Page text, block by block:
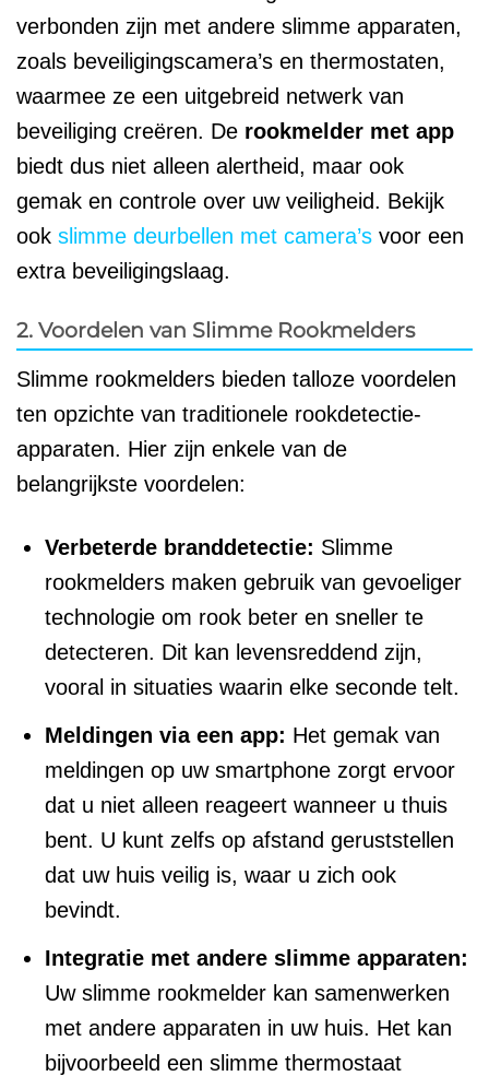
verbonden zijn met andere slimme apparaten,
zoals beveiligingscamera’s en thermostaten,
waarmee ze een uitgebreid netwerk van
beveiliging creëren. De rookmelder met app
biedt dus niet alleen alertheid, maar ook
gemak en controle over uw veiligheid. Bekijk
ook slimme deurbellen met camera’s voor een
extra beveiligingslaag.
2. Voordelen van Slimme Rookmelders
Slimme rookmelders bieden talloze voordelen
ten opzichte van traditionele rookdetectie-
apparaten. Hier zijn enkele van de
belangrijkste voordelen:
Verbeterde branddetectie: Slimme
rookmelders maken gebruik van gevoeliger
technologie om rook beter en sneller te
detecteren. Dit kan levensreddend zijn,
vooral in situaties waarin elke seconde telt.
Meldingen via een app: Het gemak van
meldingen op uw smartphone zorgt ervoor
dat u niet alleen reageert wanneer u thuis
bent. U kunt zelfs op afstand geruststellen
dat uw huis veilig is, waar u zich ook
bevindt.
Integratie met andere slimme apparaten:
Uw slimme rookmelder kan samenwerken
met andere apparaten in uw huis. Het kan
bijvoorbeeld een slimme thermostaat